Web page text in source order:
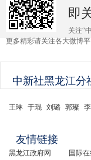
即
关注“
更多精彩请关注各大微博平
中新社黑龙江分
王琳 于琨 刘璐 郭璨
友情链接
黑龙江政府网 国际